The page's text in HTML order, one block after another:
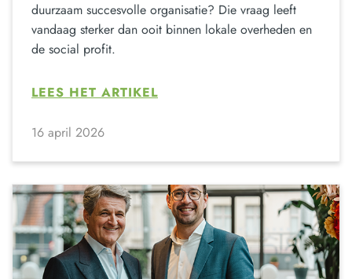
duurzaam succesvolle organisatie? Die vraag leeft
vandaag sterker dan ooit binnen lokale overheden en
de social profit.
LEES HET ARTIKEL
16 april 2026